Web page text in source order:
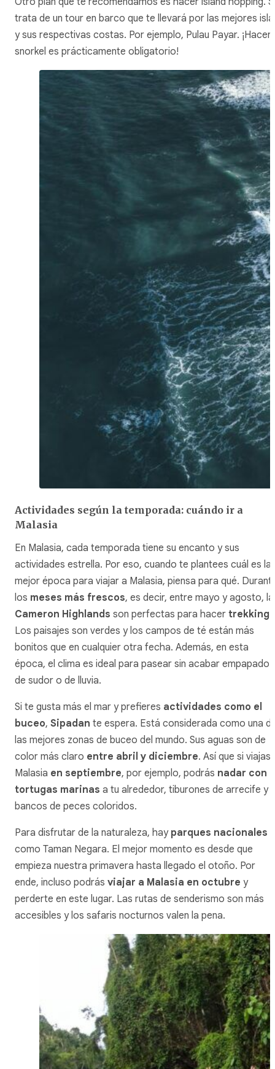
trata de un tour en barco que te llevará por las mejores
y sus respectivas costas. Por ejemplo, Pulau Payar. ¡Hacer
snorkel es prácticamente obligatorio!
Actividades según la temporada: cuándo ir a
Malasia
En Malasia, cada temporada tiene su encanto y sus
actividades estrella. Por eso, cuando te plantees cuál es la
mejor época para viajar a Malasia, piensa para qué.
los meses más frescos, es decir, entre mayo y agosto,
Cameron Highlands son perfectas para hacer trekking
Los paisajes son verdes y los campos de té están más
bonitos que en cualquier otra fecha. Además, en esta
época, el clima es ideal para pasear sin acabar empapado
de sudor o de lluvia.
Si te gusta más el mar y prefieres actividades como el
buceo, Sipadan te espera. Está considerada como una
las mejores zonas de buceo del mundo. Sus aguas son de
color más claro entre abril y diciembre. Así que si viajas
Malasia en septiembre, por ejemplo, podrás nadar con
tortugas marinas a tu alrededor, tiburones de arrecife y
bancos de peces coloridos.
Para disfrutar de la naturaleza, hay parques nacionales
como Taman Negara. El mejor momento es desde que
empieza nuestra primavera hasta llegado el otoño. Por
ende, incluso podrás viajar a Malasia en octubre y
perderte en este lugar. Las rutas de senderismo son más
accesibles y los safaris nocturnos valen la pena.